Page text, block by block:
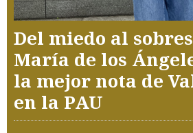
Del miedo al
María de los
la mejor nota de
en la PAU